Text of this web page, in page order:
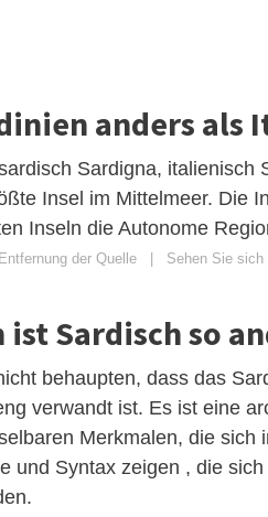
anders als
Sardigna, italienisch
Insel im Mittelmeer. Die
Inseln die Autonome
der Quelle Sehen Sie sich
ist Sardisch so
behaupten, dass das
verwandt ist. Es ist eine
Merkmalen, die
und Syntax zeigen , die